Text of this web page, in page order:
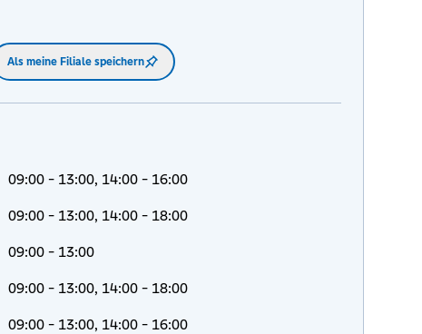
Als meine Filiale speichern
09:00 - 13:00, 14:00 - 16:00
09:00 - 13:00, 14:00 - 18:00
09:00 - 13:00
09:00 - 13:00, 14:00 - 18:00
09:00 - 13:00, 14:00 - 16:00